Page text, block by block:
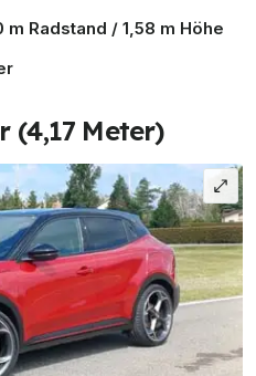
m Radstand / 1,58 m Höhe
(4,17 Meter)